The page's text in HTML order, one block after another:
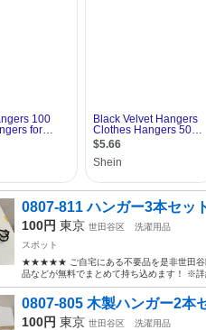
0807-811 ハンガー3本セッ
100円 東京 世田谷区
洗濯用品
スポット
★★★★★ ご自宅にある不要品を是非世田谷
品などが無料でまとめて持ち込めます！ ※
0807-805 木製ハンガー2本
100円 東京 世田谷区
洗濯用品